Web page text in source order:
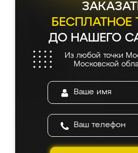
БЕСПЛАТНОЕ
ДО НАШЕГО
Из любой точки
Московской